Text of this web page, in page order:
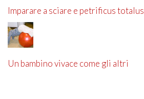
Imparare a sciare e petrificus totalus
Un bambino vivace come gli altri